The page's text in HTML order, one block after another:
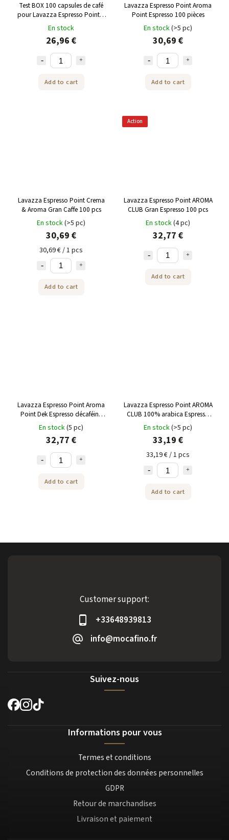
Test BOX 100 capsules de café
pour Lavazza Espresso Point 1
pc
En stock
26,96 €
Add to cart
Lavazza Espresso Point Aroma
Point Espresso 100 pièces
En stock(>5 pc)
30,69 €
Add to cart
Lavazza Espresso Point Crema
& Aroma Gran Caffe 100 pcs
En stock(>5 pc)
30,69 €
30,69 € / 1 pcs
Add to cart
Action
Lavazza Espresso Point AROMA
CLUB Gran Espresso 100 pcs
En stock(4 pc)
32,77 €
Add to cart
Lavazza Espresso Point Aroma
Point Dek Espresso décaféiné
100% arabica 100 pcs
En stock(5 pc)
32,77 €
Add to cart
Lavazza Espresso Point AROMA
CLUB 100% arabica Espresso
100 pcs
En stock(>5 pc)
33,19 €
33,19 € / 1 pcs
Add to cart
Customer support:
+33648939813
info@mocafino.fr
Suivez-nous
Informations pour vous
Termes et conditions
Conditions de protection des données personnelles
GDPR
Retour de marchandises
Livraison et paiement